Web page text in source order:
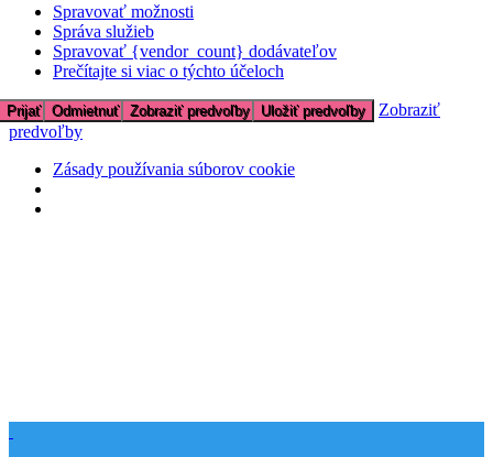
Spravovať možnosti
Správa služieb
Spravovať {vendor_count} dodávateľov
Prečítajte si viac o týchto účeloch
Prijať Odmietnuť Zobraziť predvoľby Uložiť predvoľby
Zobraziť
predvoľby
Zásady používania súborov cookie